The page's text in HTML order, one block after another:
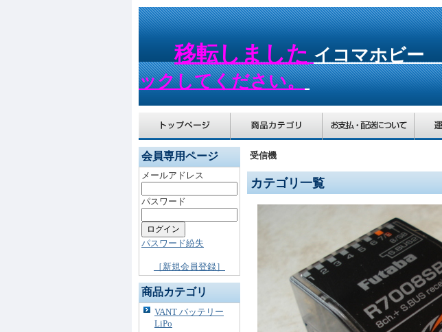
移転しました イコマホビー
ックしてください。
会員専用ページ
メールアドレス
パスワード
パスワード紛失
［新規会員登録］
商品カテゴリ
VANT バッテリー
LiPo
受信機
カテゴリ一覧